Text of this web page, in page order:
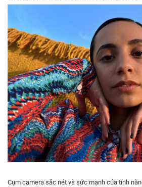
Cụm camera sắc nét và sức mạnh của tính